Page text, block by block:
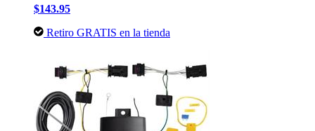
$143.95
Retiro GRATIS en la tienda